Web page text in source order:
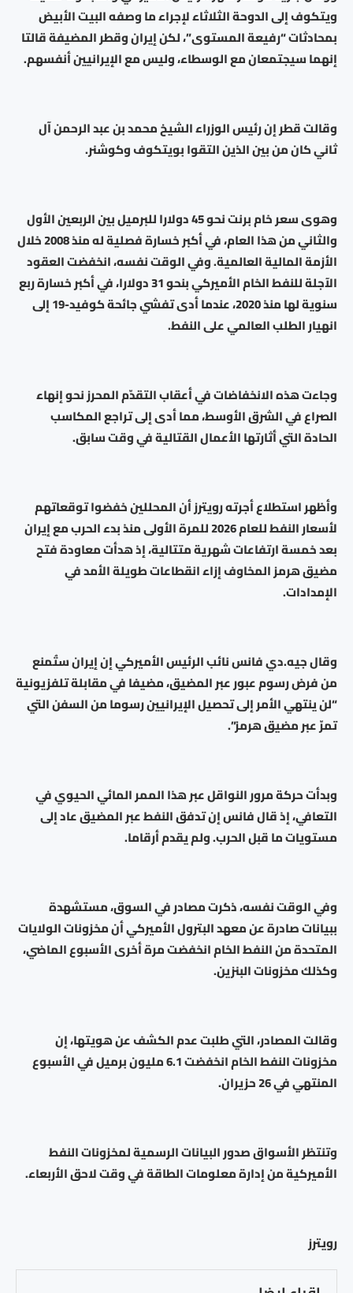
ويتكوف إلى الدوحة الثلاثاء لإجراء ما وصفه البيت الأبيض
بمحادثات “رفيعة المستوى”، لكن إيران وقطر المضيفة قالتا
إنهما سيجتمعان مع الوسطاء، وليس مع الإيرانيين أنفسهم.
وقالت قطر إن رئيس الوزراء الشيخ محمد بن عبد الرحمن آل
ثاني كان من بين الذين التقوا بويتكوف وكوشنر.
وهوى سعر خام برنت نحو 45 دولارا للبرميل بين الربعين الأول
والثاني من هذا العام، في أكبر خسارة فصلية له منذ 2008 خلال
الأزمة المالية العالمية. وفي الوقت نفسه، انخفضت العقود
الآجلة للنفط الخام الأميركي بنحو 31 دولارا، في أكبر خسارة ربع
سنوية لها منذ 2020، عندما أدى تفشي جائحة كوفيد-19 إلى
انهيار الطلب العالمي على النفط.
وجاءت هذه الانخفاضات في أعقاب التقدّم المحرز نحو إنهاء
الصراع في الشرق الأوسط، مما أدى إلى تراجع المكاسب
الحادة التي أثارتها الأعمال القتالية في وقت سابق.
وأظهر استطلاع أجرته رويترز أن المحللين خفضوا توقعاتهم
لأسعار النفط للعام 2026 للمرة الأولى منذ بدء الحرب مع إيران
بعد خمسة ارتفاعات شهرية متتالية، إذ هدأت معاودة فتح
مضيق هرمز المخاوف إزاء انقطاعات طويلة الأمد في
الإمدادات.
وقال جيه.دي فانس نائب الرئيس الأميركي إن إيران ستُمنع
من فرض رسوم عبور عبر المضيق، مضيفا في مقابلة تلفزيونية
“لن ينتهي الأمر إلى تحصيل الإيرانيين رسوما من السفن التي
تمرّ عبر مضيق هرمز”.
وبدأت حركة مرور النواقل عبر هذا الممر المائي الحيوي في
التعافي، إذ قال فانس إن تدفق النفط عبر المضيق عاد إلى
مستويات ما قبل الحرب. ولم يقدم أرقاما.
وفي الوقت نفسه، ذكرت مصادر في السوق، مستشهدة
ببيانات صادرة عن معهد البترول الأميركي أن مخزونات الولايات
المتحدة من النفط الخام انخفضت مرة أخرى الأسبوع الماضي،
وكذلك مخزونات البنزين.
وقالت المصادر، التي طلبت عدم الكشف عن هويتها، إن
مخزونات النفط الخام انخفضت 6.1 مليون برميل في الأسبوع
المنتهي في 26 حزيران.
وتنتظر الأسواق صدور البيانات الرسمية لمخزونات النفط
الأميركية من إدارة معلومات الطاقة في وقت لاحق الأربعاء.
رويترز